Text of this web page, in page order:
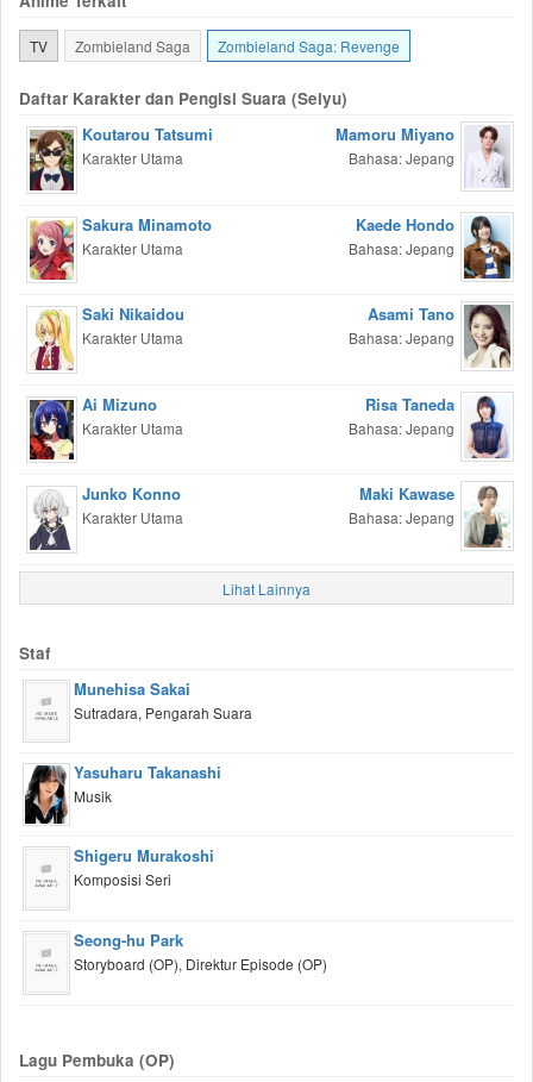
TV Zombieland Saga Zombieland Saga: Revenge
Daftar Karakter dan Pengisi Suara (Seiyu)
Koutarou Tatsumi
Karakter Utama
Mamoru Miyano
Bahasa: Jepang
Sakura Minamoto
Karakter Utama
Kaede Hondo
Bahasa: Jepang
Saki Nikaidou
Karakter Utama
Asami Tano
Bahasa: Jepang
Ai Mizuno
Karakter Utama
Risa Taneda
Bahasa: Jepang
Junko Konno
Karakter Utama
Maki Kawase
Bahasa: Jepang
Lihat Lainnya
Staf
Munehisa Sakai
Sutradara, Pengarah Suara
Yasuharu Takanashi
Musik
Shigeru Murakoshi
Komposisi Seri
Seong-hu Park
Storyboard (OP), Direktur Episode (OP)
Lagu Pembuka (OP)